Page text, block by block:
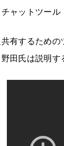
ャットツール
共有するため
田氏は説明す